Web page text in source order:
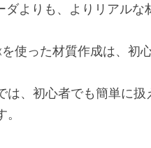
ダよりも、よりリアル
を使った材質作成は、
、初心者でも簡単に扱